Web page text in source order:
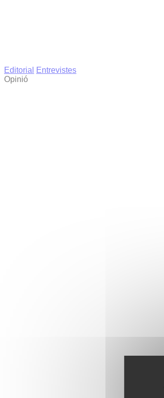
Editorial
Entrevistes
Opinió